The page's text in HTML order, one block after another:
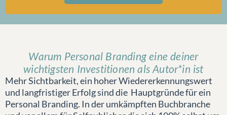
Warum Personal Branding eine deiner
wichtigsten Investitionen als Autor*in ist
Mehr Sichtbarkeit, ein hoher Wiedererkennungswert
und langfristiger Erfolg sind die Hauptgründe für ein
Personal Branding. In der umkämpften Buchbranche